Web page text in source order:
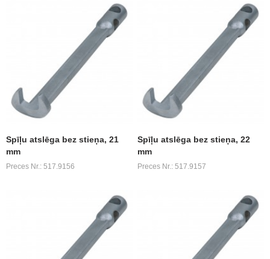
Spīļu atslēga bez stieņa, 21
mm
Preces Nr.: 517.9156
Spīļu atslēga bez stieņa, 22
mm
Preces Nr.: 517.9157